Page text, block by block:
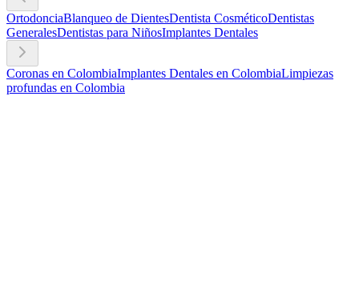
OrtodonciaBlanqueo de DientesDentista CosméticoDentistas
GeneralesDentistas para NiñosImplantes Dentales
Coronas en ColombiaImplantes Dentales en ColombiaLimpiezas
profundas en Colombia